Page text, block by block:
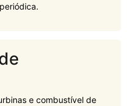
e combustível de